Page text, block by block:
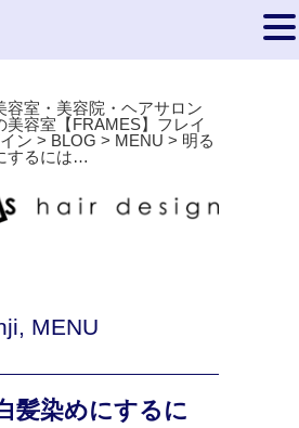
容室・美容院・ヘアサロン
美容室【FRAMES】フレイ
ン > BLOG > MENU > 明る
するには…
, MENU
髪染めにするに